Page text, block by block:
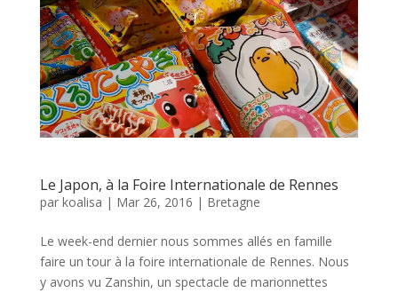
Le Japon, à la Foire Internationale de Rennes
par koalisa | Mar 26, 2016 | Bretagne
Le week-end dernier nous sommes allés en famille
faire un tour à la foire internationale de Rennes. Nous
y avons vu Zanshin, un spectacle de marionnettes